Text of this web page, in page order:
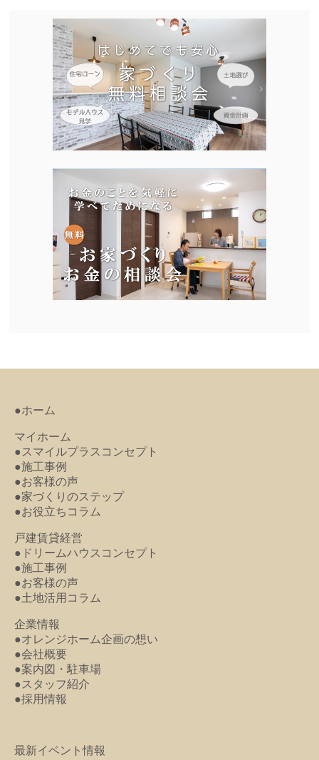
●ホーム
マイホーム
●スマイルプラスコンセプト
●施工事例
●お客様の声
●家づくりのステップ
●お役立ちコラム
戸建賃貸経営
●ドリームハウスコンセプト
●施工事例
●お客様の声
●土地活用コラム
企業情報
●オレンジホーム企画の想い
●会社概要
●案内図・駐車場
●スタッフ紹介
●採用情報
最新イベント情報